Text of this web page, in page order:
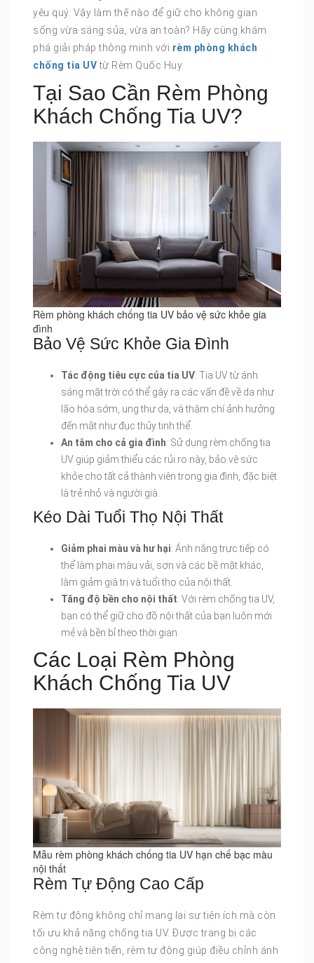
yêu quý. Vậy làm thế nào để giữ cho không gian
sống vừa sáng sủa, vừa an toàn? Hãy cùng khám
phá giải pháp thông minh với rèm phòng khách
chống tia UVtừ Rèm Quốc Huy.
Tại Sao Cần Rèm Phòng
Khách Chống Tia UV?
Rèm phòng khách chống tia UV bảo vệ sức khỏe gia
đình
Bảo Vệ Sức Khỏe Gia Đình
Tác động tiêu cực của tia UV: Tia UV từ ánh
sáng mặt trời có thể gây ra các vấn đề về da như
lão hóa sớm, ung thư da, và thậm chí ảnh hưởng
đến mắt như đục thủy tinh thể.
An tâm cho cả gia đình: Sử dụng rèm chống tia
UV giúp giảm thiểu các rủi ro này, bảo vệ sức
khỏe cho tất cả thành viên trong gia đình, đặc biệt
là trẻ nhỏ và người già.
Kéo Dài Tuổi Thọ Nội Thất
Giảm phai màu và hư hại: Ánh nắng trực tiếp có
thể làm phai màu vải, sơn và các bề mặt khác,
làm giảm giá trị và tuổi thọ của nội thất.
Tăng độ bền cho nội thất: Với rèm chống tia UV,
bạn có thể giữ cho đồ nội thất của bạn luôn mới
mẻ và bền bỉ theo thời gian.
Các Loại Rèm Phòng
Khách Chống Tia UV
Mẫu rèm phòng khách chống tia UV hạn chế bạc màu
nội thất
Rèm Tự Động Cao Cấp
Rèm tự động không chỉ mang lại sự tiện ích mà còn
tối ưu khả năng chống tia UV. Được trang bị các
công nghệ tiên tiến, rèm tự động giúp điều chỉnh ánh